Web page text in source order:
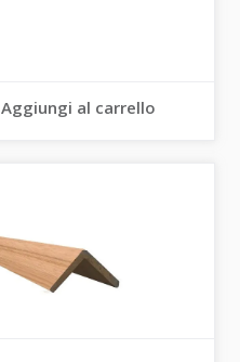
Aggiungi al carrello